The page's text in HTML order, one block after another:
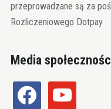
przeprowadzane są za
Rozliczeniowego Dotpay
Media
facebook youtube